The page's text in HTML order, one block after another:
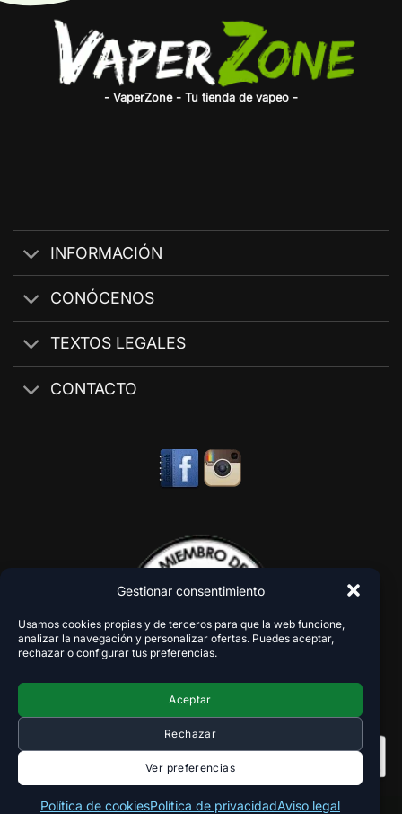
Gestionar consentimiento
Usamos cookies propias y de terceros para que la web funcione,
analizar la navegación y personalizar ofertas. Puedes aceptar,
rechazar o configurar tus preferencias.
Aceptar
Rechazar
Ver preferencias
Política de cookiesPolítica de privacidadAviso legal
- VaperZone - Tu tienda de vapeo -
INFORMACIÓN
CONÓCENOS
TEXTOS LEGALES
CONTACTO